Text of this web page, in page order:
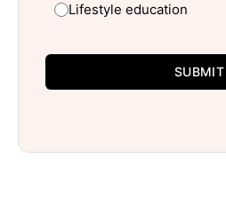
Lifestyle education
SUBMIT